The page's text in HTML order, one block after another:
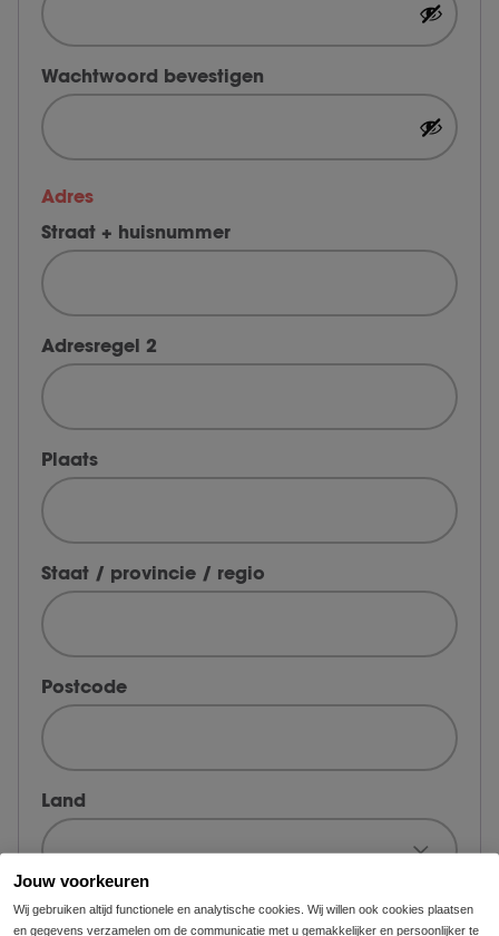
Jouw voorkeuren
Wij gebruiken altijd functionele en analytische cookies. Wij willen ook cookies plaatsen
en gegevens verzamelen om de communicatie met u gemakkelijker en persoonlijker te
Wachtwoord bevestigen
Adres
Straat + huisnummer
Adresregel 2
Plaats
Staat / provincie / regio
Postcode
Land
Telefoonnummer